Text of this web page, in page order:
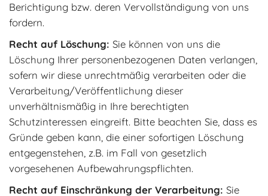
Berichtigung bzw. deren Vervollständigung von uns
fordern.
Recht auf Löschung: Sie können von uns die
Löschung Ihrer personenbezogenen Daten verlangen,
sofern wir diese unrechtmäßig verarbeiten oder die
Verarbeitung/Veröffentlichung dieser
unverhältnismäßig in Ihre berechtigten
Schutzinteressen eingreift. Bitte beachten Sie, dass es
Gründe geben kann, die einer sofortigen Löschung
entgegenstehen, z.B. im Fall von gesetzlich
vorgesehenen Aufbewahrungspflichten.
Recht auf Einschränkung der Verarbeitung: Sie